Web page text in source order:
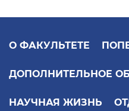
О ФАКУЛЬТЕТЕ
ДОПОЛНИТЕЛЬНОЕ
НАУЧНАЯ ЖИЗНЬ